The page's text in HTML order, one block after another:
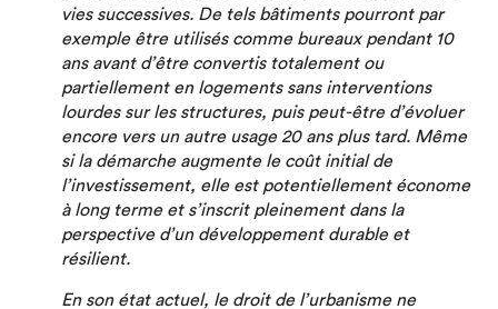
vies successives. De tels bâtiments pourront par
exemple être utilisés comme bureaux pendant 10
ans avant d’être convertis totalement ou
partiellement en logements sans interventions
lourdes sur les structures, puis peut-être d’évoluer
encore vers un autre usage 20 ans plus tard. Même
si la démarche augmente le coût initial de
l’investissement, elle est potentiellement économe
à long terme et s’inscrit pleinement dans la
perspective d’un développement durable et
résilient.
En son état actuel, le droit de l’urbanisme ne